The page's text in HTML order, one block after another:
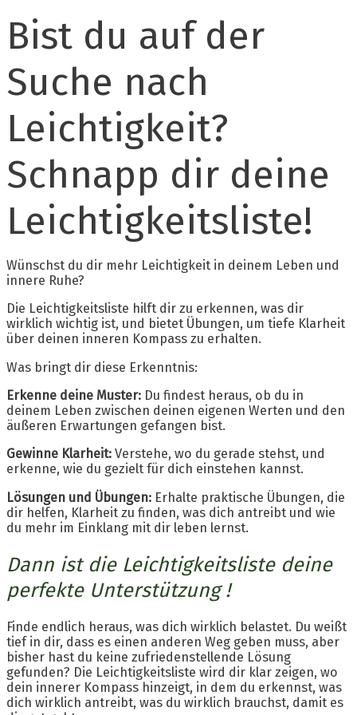
Zum
Inhalt
springen
Bist du auf der
Suche nach
Leichtigkeit?
Schnapp dir deine
Leichtigkeitsliste!
Wünschst du dir mehr Leichtigkeit in deinem Leben und
innere Ruhe?
Die Leichtigkeitsliste hilft dir zu erkennen, was dir
wirklich wichtig ist, und bietet Übungen, um tiefe Klarheit
über deinen inneren Kompass zu erhalten.
Was bringt dir diese Erkenntnis:
Erkenne deine Muster: Du findest heraus, ob du in
deinem Leben zwischen deinen eigenen Werten und den
äußeren Erwartungen gefangen bist.
Gewinne Klarheit: Verstehe, wo du gerade stehst, und
erkenne, wie du gezielt für dich einstehen kannst.
Lösungen und Übungen: Erhalte praktische Übungen, die
dir helfen, Klarheit zu finden, was dich antreibt und wie
du mehr im Einklang mit dir leben lernst.
Dann ist die Leichtigkeitsliste deine
perfekte Unterstützung !
Finde endlich heraus, was dich wirklich belastet. Du weißt
tief in dir, dass es einen anderen Weg geben muss, aber
bisher hast du keine zufriedenstellende Lösung
gefunden? Die Leichtigkeitsliste wird dir klar zeigen, wo
dein innerer Kompass hinzeigt, in dem du erkennst, was
dich wirklich antreibt, was du wirklich brauchst, damit es